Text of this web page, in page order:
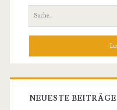
Suche
nach:
NEUESTE BEITRÄGE